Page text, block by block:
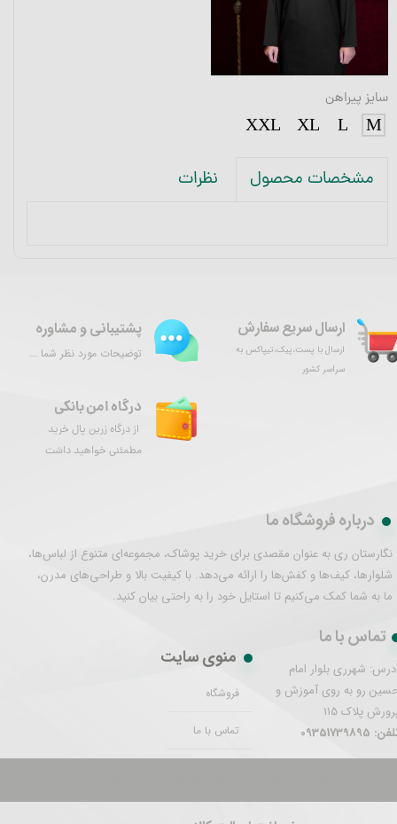
سایز پیراهن
M
L
XL
XXL
مشخصات محصول نظرات
ارسال سریع سفارش
ارسال با پست،پیک،تیپاکس به
سراسر کشور
درگاه امن بانکی
از درگاه زرین پال خرید
مطمئنی خواهید داشت
پشتیبانی و مشاوره
توضیحات مورد نظر شما ...
درباره فروشگاه ما
نگارستان ری به عنوان مقصدی برای خرید پوشاک، مجموعه‌ای متنوع از لباس‌ها،
شلوارها، کیف‌ها و کفش‌ها را ارائه می‌دهد. با کیفیت بالا و طراحی‌های مدرن،
ما به شما کمک می‌کنیم تا استایل خود را به راحتی بیان کنید.
تماس با ما
شهرری بلوار امام
رو به روی آموزش و
پلاک 115
09351739895
منوی سایت
فروشگاه
تماس با ما